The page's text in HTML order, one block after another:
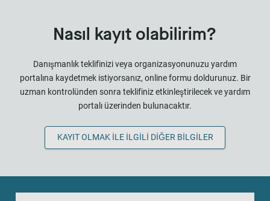
Nasıl kayıt olabilirim?
Danışmanlık teklifinizi veya organizasyonunuzu yardım
portalına kaydetmek istiyorsanız, online formu doldurunuz. Bir
uzman kontrolünden sonra teklifiniz etkinleştirilecek ve yardım
portalı üzerinden bulunacaktır.
KAYIT OLMAK ILE ILGILI DIĞER BILGILER